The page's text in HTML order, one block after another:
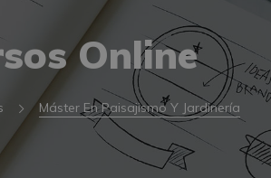
Online
Máster En Paisajismo Y Jardinería